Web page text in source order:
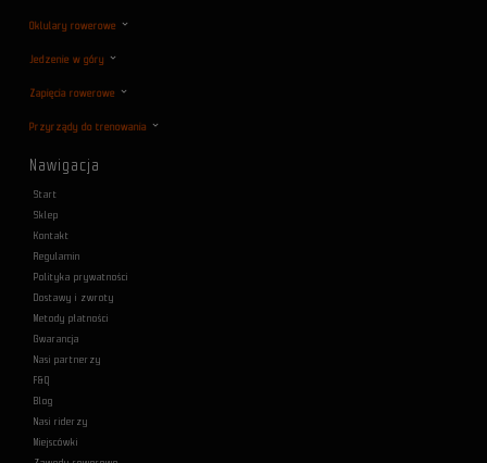
Oklulary rowerowe
Jedzenie w góry
Zapięcia rowerowe
Przyrządy do trenowania
Nawigacja
Start
Sklep
Kontakt
Regulamin
Polityka prywatności
Dostawy i zwroty
Metody płatności
Gwarancja
Nasi partnerzy
F&Q
Blog
Nasi riderzy
Miejscówki